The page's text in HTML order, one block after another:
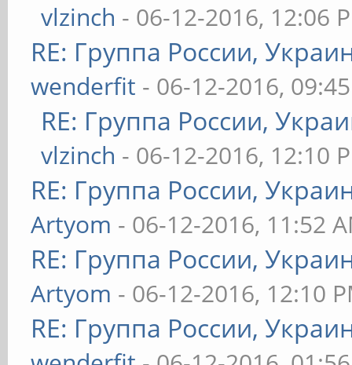
vlzinch - 06-12-2016, 12:06
RE: Группа России,
wenderfit - 06-12-2016,
RE: Группа России,
vlzinch - 06-12-2016, 12:10
RE: Группа России,
Artyom - 06-12-2016, 11:52
RE: Группа России,
Artyom - 06-12-2016, 12:10
RE: Группа России,